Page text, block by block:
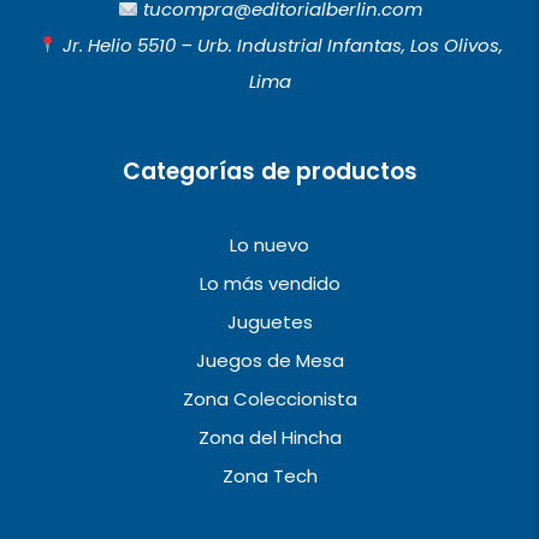
o
o
g
r
a
b
e
tucompra@editorialberlin.com
Jr. Helio 5510 – Urb. Industrial Infantas, Los Olivos,
Lima
Categorías de productos
Lo nuevo
Lo más vendido
Juguetes
Juegos de Mesa
Zona Coleccionista
Zona del Hincha
Zona Tech